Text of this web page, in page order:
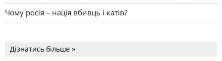
Чому росія – нація вбивць і катів?
Дізнатись більше »